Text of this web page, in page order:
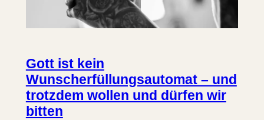
Gott ist kein
Wunscherfüllungsautomat – und
trotzdem wollen und dürfen wir
bitten